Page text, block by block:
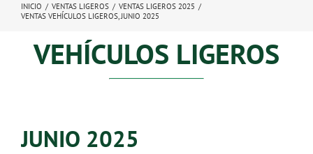
INICIO / VENTAS LIGEROS / VENTAS LIGEROS 2025 /
VENTAS VEHÍCULOS LIGEROS, JUNIO 2025
VEHÍCULOS LIGEROS
JUNIO 2025